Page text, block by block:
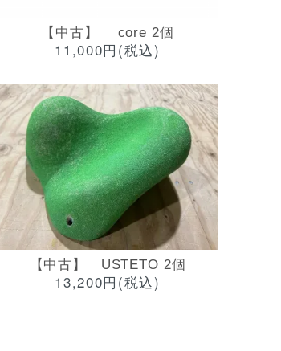
【中古】 core 2個
11,000円(税込)
【中古】 USTETO 2個
13,200円(税込)